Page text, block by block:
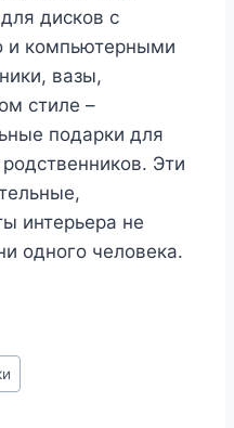
дисков с
и компьютерными
вазы,
стиле –
подарки для
Эти
интерьера не
одного человека.